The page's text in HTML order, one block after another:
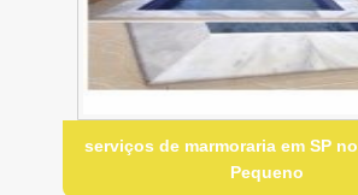
serviços de marmoraria em SP
Pequeno